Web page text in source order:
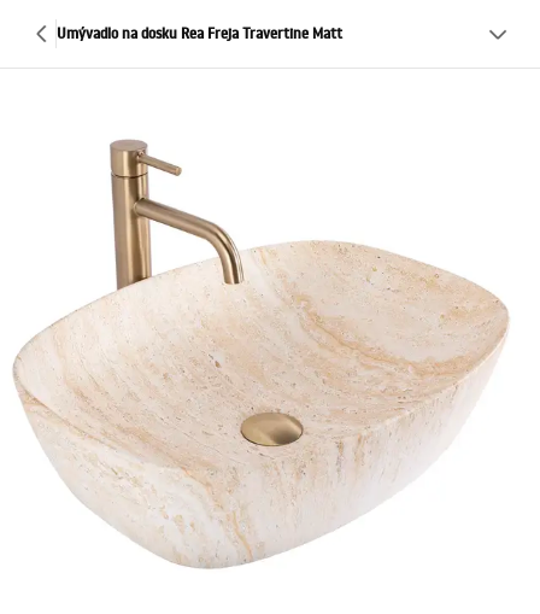
Umývadlo na dosku Rea Freja Travertine Matt